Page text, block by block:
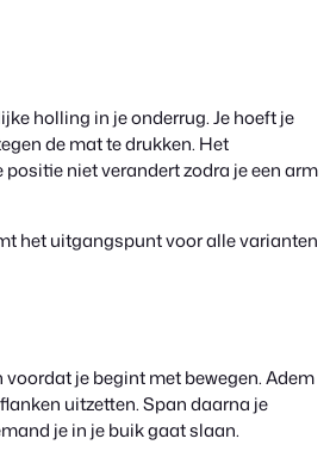
holling in je onderrug. Je hoeft je
de mat te drukken. Het
niet verandert zodra je een arm
het uitgangspunt voor alle varianten
je begint met bewegen. Adem
uitzetten. Span daarna je
je in je buik gaat slaan.